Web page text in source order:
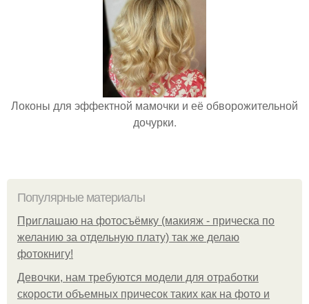
Локоны для эффектной мамочки и её обворожительной
дочурки.
Популярные материалы
Приглашаю на фотосъёмку (макияж - прическа по
желанию за отдельную плату) так же делаю
фотокнигу!
Девочки, нам требуются модели для отработки
скорости объемных причесок таких как на фото и